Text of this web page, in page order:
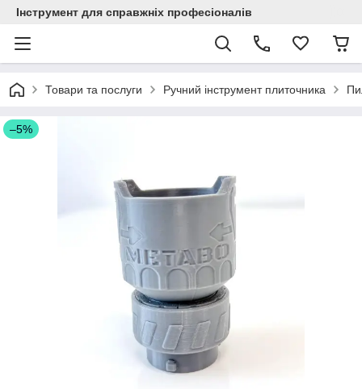
Інструмент для справжніх професіоналів
Товари та послуги Ручний інструмент плиточника
–5%